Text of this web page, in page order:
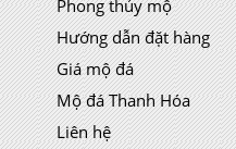
Phong thủy mộ
Hướng dẫn đặt hàng
Giá mộ đá
Mộ đá Thanh Hóa
Liên hệ